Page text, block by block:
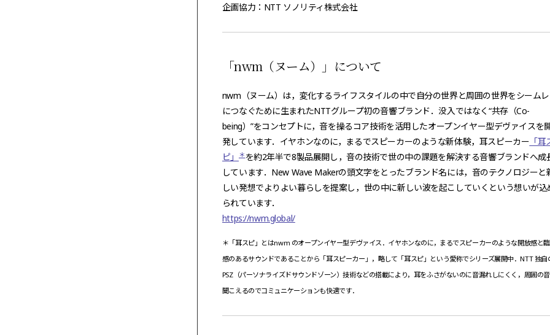
企画協力：NTT ソノリティ株式会社
「nwm（ヌーム）」について
nwm（ヌーム）は，変化するライフスタイルの中で自分の世界と周囲の世界をシーム
につなぐために生まれたNTTグループ初の音響ブランド．没入ではなく“共存（Co-
being）”をコンセプトに，音を操るコア技術を活用したオープンイヤー型デヴァイスを
発しています．イヤホンなのに，まるでスピーカーのような新体験，耳スピーカー 「耳
ピ」
＊を約2年半で8製品展開し，音の技術で世の中の課題を解決する音響ブランドへ成
しています．New Wave Makerの頭文字をとったブランド名には，音のテクノロジーと
しい発想でよりよい暮らしを提案し，世の中に新しい波を起こしていくという想いが込
られています．
https://nwm.global/
＊ 「耳スピ」とはnwm のオープンイヤー型デヴァイス．イヤホンなのに，まるでスピーカーのような開放感と
感のあるサウンドであることから「耳スピーカー」，略して「耳スピ」という愛称でシリーズ展開中．NTT 独自
PSZ（パーソナライズドサウンドゾーン）技術などの搭載により，耳をふさがないのに音漏れしにくく，周囲の
聞こえるのでコミュニケーションも快適です．